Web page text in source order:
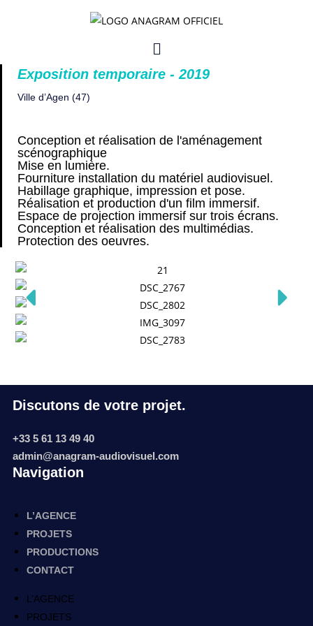
GOYA, Génie d’Avant-
Exposition temporaire - 2019
Ville d’Agen (47)
Conception et réalisation de l'aménagement
scénographique
Mise en lumière.
Fourniture installation du matériel audiovisuel.
Habillage graphique, impression et pose.
Réalisation et production d'un film immersif.
Espace de projection immersif sur trois écrans.
Conception et réalisation des multimédias.
Protection des oeuvres.
Discutons de votre projet.
+33 5 61 13 49 40
admin@anagram-audiovisuel.com
Navigation
L’AGENCE
PROJETS
PRODUCTIONS
CONTACT
L’AGENCE
PROJETS